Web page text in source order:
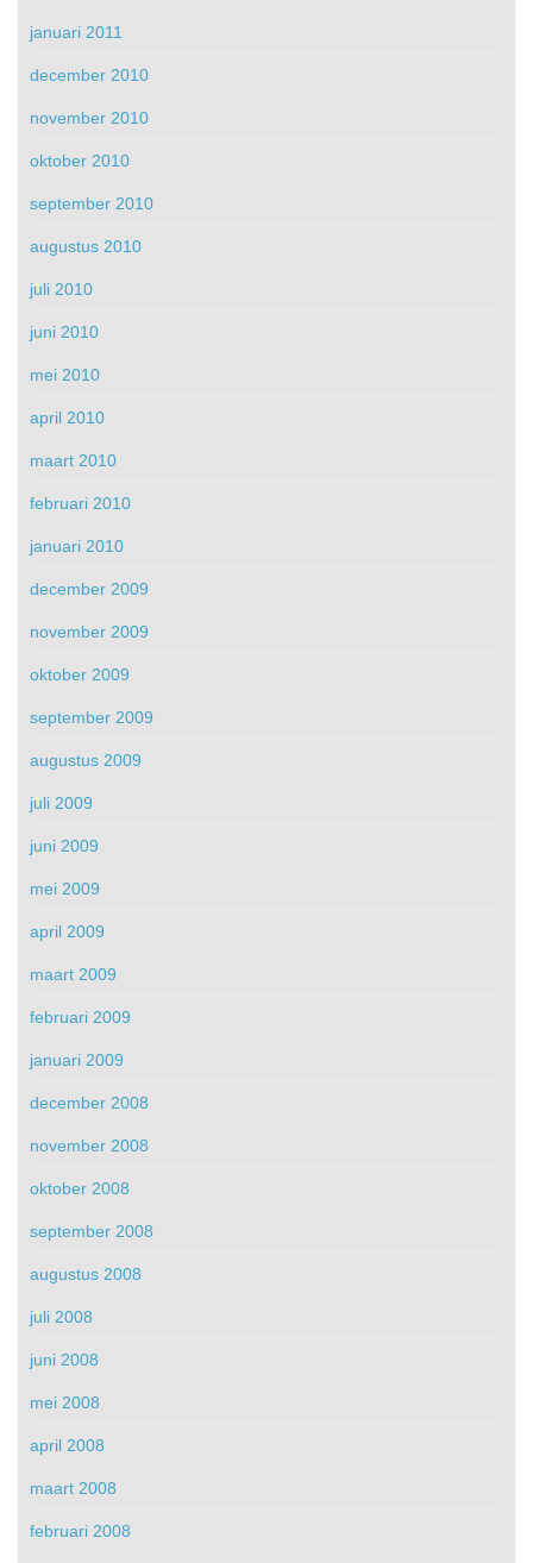
januari 2011
december 2010
november 2010
oktober 2010
september 2010
augustus 2010
juli 2010
juni 2010
mei 2010
april 2010
maart 2010
februari 2010
januari 2010
december 2009
november 2009
oktober 2009
september 2009
augustus 2009
juli 2009
juni 2009
mei 2009
april 2009
maart 2009
februari 2009
januari 2009
december 2008
november 2008
oktober 2008
september 2008
augustus 2008
juli 2008
juni 2008
mei 2008
april 2008
maart 2008
februari 2008